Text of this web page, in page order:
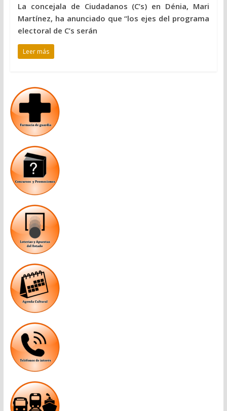
La concejala de Ciudadanos (C’s) en Dénia, Mari
Martínez, ha anunciado que “los ejes del programa
electoral de C’s serán
Leer más